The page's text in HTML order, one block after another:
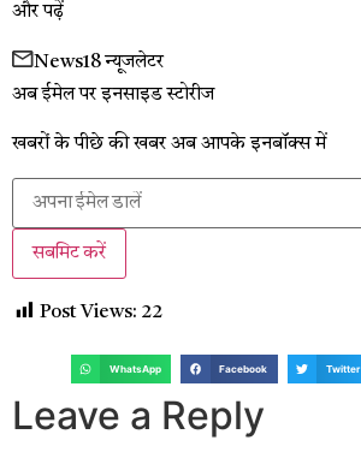
और पढ़ें
News18 न्यूजलेटर
अब ईमेल पर इनसाइड स्‍टोर‍ीज
खबरों के पीछे की खबर अब आपके इनबॉक्‍स में
सबमिट करें
Post Views: 22
WhatsApp Facebook Twitter
Leave a Reply